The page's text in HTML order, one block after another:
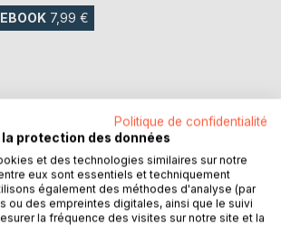
EBOOK 7,99 €
AJOUTER AU PANIER
Politique de confidentialité
protection des données
et des technologies similaires sur notre
eux sont essentiels et techniquement
également des méthodes d'analyse (par
ou des empreintes digitales, ainsi que le suivi
la fréquence des visites sur notre site et la